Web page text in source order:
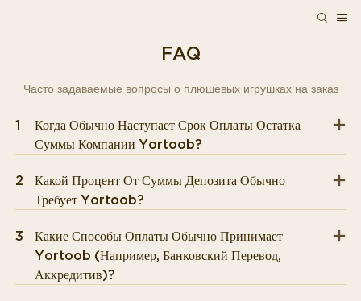
FAQ
Часто задаваемые вопросы о плюшевых игрушках на заказ
1
Когда Обычно Наступает Срок Оплаты Остатка
Суммы Компании Yortoob?
2
Какой Процент От Суммы Депозита Обычно
Требует Yortoob?
3
Какие Способы Оплаты Обычно Принимает
Yortoob (например, Банковский Перевод,
Аккредитив)?